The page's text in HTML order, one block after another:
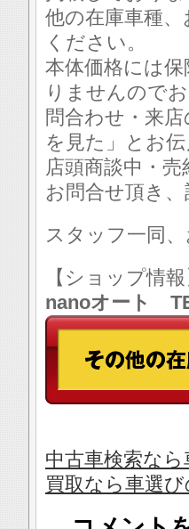
他の在庫車種
ください。
本体価格には
りませんので
問合わせ・来
を見た」とお
店頭商談中・
お問合せ頂き
スタッフ一同
【ショップ情
nanoオート
中古車検索な
買取なら車選